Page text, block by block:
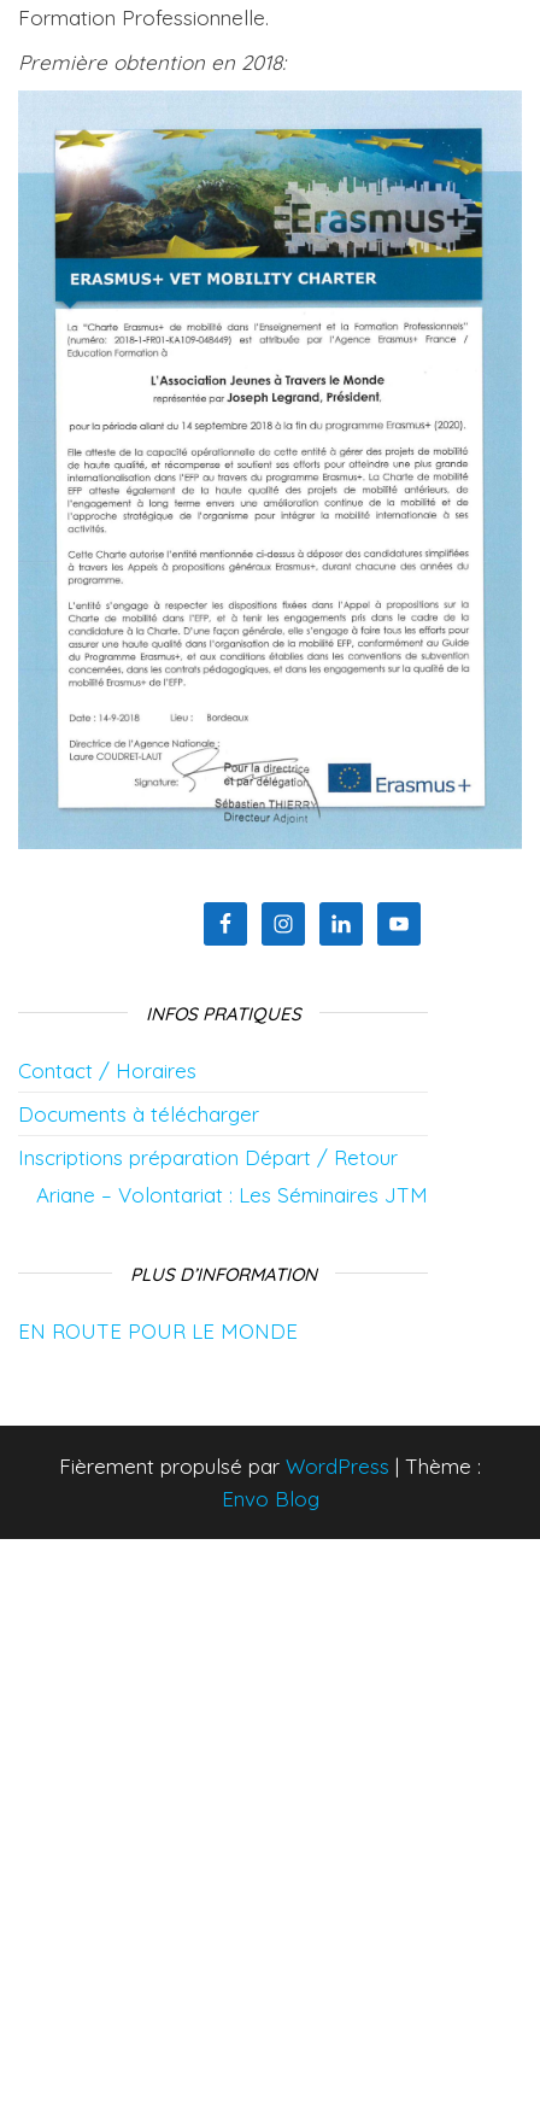
Formation Professionnelle.
Première obtention en 2018:
INFOS PRATIQUES
Contact / Horaires
Documents à télécharger
Inscriptions préparation Départ / Retour
Ariane – Volontariat : Les Séminaires JTM
PLUS D’INFORMATION
EN ROUTE POUR LE MONDE
Fièrement propulsé par WordPress | Thème :
Envo Blog